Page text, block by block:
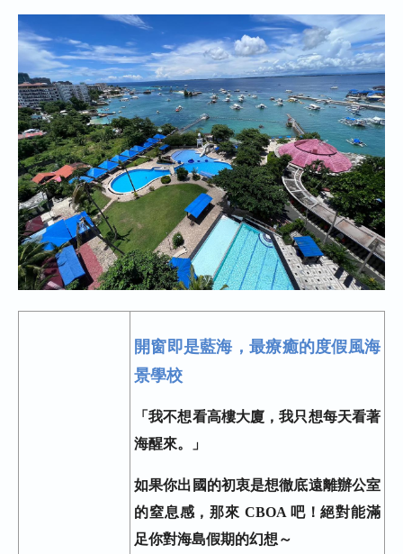
開窗即是藍海，最療癒的度假風海
景學校
「我不想看高樓大廈，我只想每天看著
海醒來。」
如果你出國的初衷是想徹底遠離辦公室
的窒息感，那來 CBOA 吧！絕對能滿
足你對海島假期的幻想～